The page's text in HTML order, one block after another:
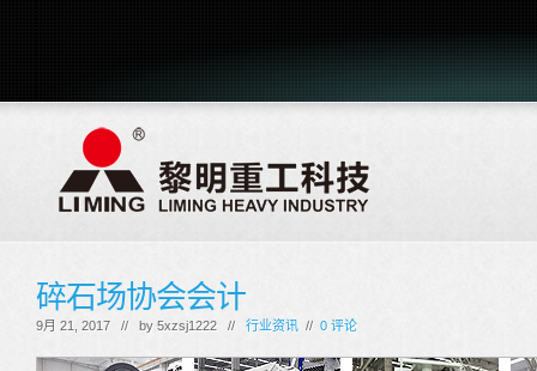
碎石场协会会计
9月 21, 2017 // by 5xzsj1222 // 行业资讯 // 0 评论